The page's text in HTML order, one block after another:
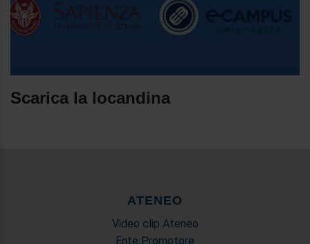
Scarica la locandina
ATENEO
Video clip Ateneo
Ente Promotore